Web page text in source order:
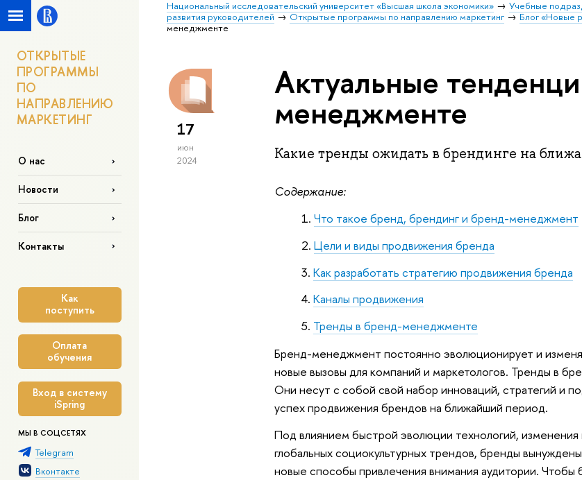
Национальный исследовательский университет «Высшая школа экономики» Учебные
развития руководителей
Открытые программы по направлению маркетинг Блог «Новые
менеджменте
ОТКРЫТЫЕ
ПРОГРАММЫ
ПО
НАПРАВЛЕНИЮ
МАРКЕТИНГ
О нас
Новости
Блог
Контакты
Как
поступить
Оплата
обучения
Вход в систему
iSpring
МЫ В СОЦСЕТЯХ
Telegram
Вконтакте
17
июн
2024
Актуальные
менеджменте
Какие тренды ожидать в брендинге на
Содержание:
Что такое бренд, брендинг и бренд-менеджмент
Цели и виды продвижения бренда
Как разработать стратегию продвижения бренда
Каналы продвижения
Тренды в бренд-менеджменте
Бренд-менеджмент постоянно эволюционирует и
новые вызовы для компаний и маркетологов. Тренды в
Они несут с собой свой набор инноваций, стратегий и
успех продвижения брендов на ближайший период.
Под влиянием быстрой эволюции технологий,
глобальных социокультурных трендов, бренды
новые способы привлечения внимания аудитории. Чтобы